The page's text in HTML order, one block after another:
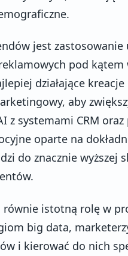
jest
pod
działające
aby
z systemami CRM
oparte na
do znacznie wyższej
istotną rolę w
big data,
i kierować do nich